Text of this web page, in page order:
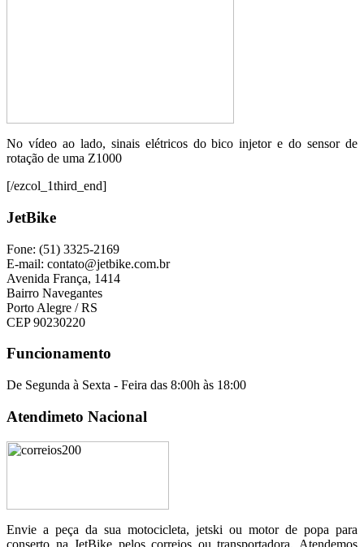
No vídeo ao lado, sinais elétricos do bico injetor e do sensor de
rotação de uma Z1000
[/ezcol_1third_end]
JetBike
Fone: (51) 3325-2169
E-mail: contato@jetbike.com.br
Avenida França, 1414
Bairro Navegantes
Porto Alegre / RS
CEP 90230220
Funcionamento
De Segunda à Sexta - Feira das 8:00h às 18:00
Atendimeto Nacional
Envie a peça da sua motocicleta, jetski ou motor de popa para
conserto na JetBike pelos correios ou transportadora. Atendemos